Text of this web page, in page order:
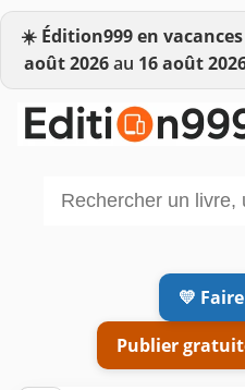
☀️ Édition999 en
août 2026au 16 août
💛
Publier